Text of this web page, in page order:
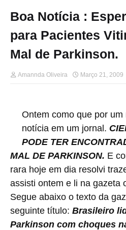
Boa Notícia :
para Pacientes
Mal de Parkinson.
Amannda Oliveira Março 21, 2009
Ontem como que por
notícia em um jornal.
PODE TER
MAL DE PARKINSON. E
rara hoje em dia resolvi
assisti ontem e li na gazeta
Segue abaixo o texto da
seguinte título: Brasileiro
Parkinson com choques